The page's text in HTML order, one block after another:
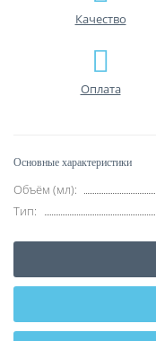
Качество
Оплата
Основные характеристики
Объём (мл):
Тип: